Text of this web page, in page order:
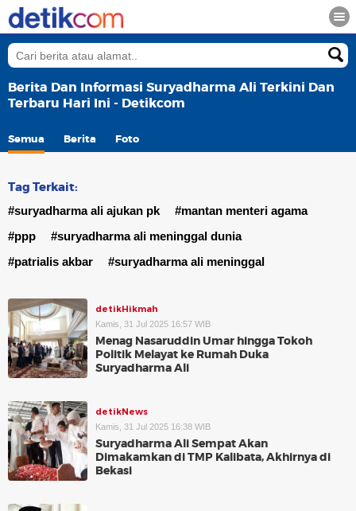
Berita Dan Informasi Suryadharma Ali Terkini Dan
Terbaru Hari Ini - Detikcom
Semua Berita Foto
Tag Terkait:
#suryadharma ali ajukan pk
#mantan menteri agama
#ppp
#suryadharma ali meninggal dunia
#patrialis akbar
#suryadharma ali meninggal
detikHikmah
Kamis, 31 Jul 2025 16:57 WIB
Menag Nasaruddin Umar hingga Tokoh
Politik Melayat ke Rumah Duka
Suryadharma Ali
detikNews
Kamis, 31 Jul 2025 16:38 WIB
Suryadharma Ali Sempat Akan
Dimakamkan di TMP Kalibata, Akhirnya di
Bekasi